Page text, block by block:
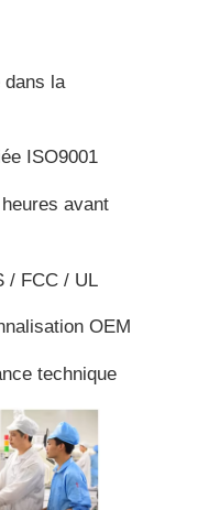
dans la
ISO9001
avant
/ FCC / UL
OEM
technique